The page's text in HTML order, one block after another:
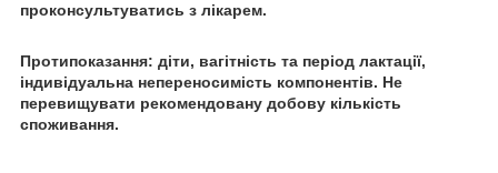
проконсультуватись з лікарем.
Протипоказання: діти, вагітність та період лактації,
індивідуальна непереносимість компонентів. Не
перевищувати рекомендовану добову кількість
споживання.